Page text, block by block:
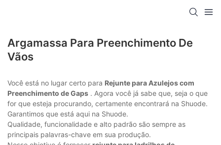
Argamassa Para Preenchimento De
Vãos
Você está no lugar certo para Rejunte para Azulejos com
Preenchimento de Gaps . Agora você já sabe que, seja o que
for que esteja procurando, certamente encontrará na Shuode.
Garantimos que está aqui na Shuode.
Qualidade, funcionalidade e alto padrão são sempre as
principais palavras-chave em sua produção.